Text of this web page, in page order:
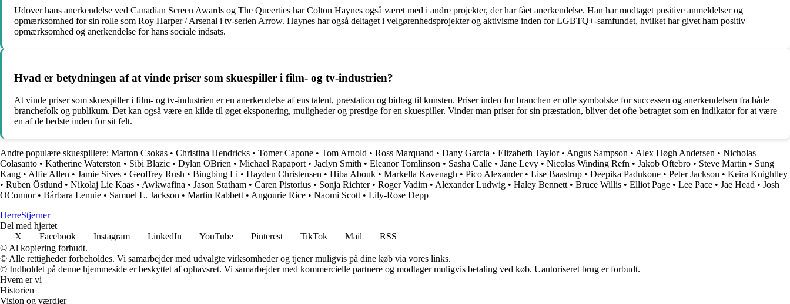
Udover hans anerkendelse ved Canadian Screen Awards og The Queerties har Colton Haynes også været med i andre projekter, der har fået anerkendelse. Han har modtaget positive anmeldelser og
opmærksomhed for sin rolle som Roy Harper / Arsenal i tv-serien Arrow. Haynes har også deltaget i velgørenhedsprojekter og aktivisme inden for LGBTQ+-samfundet, hvilket har givet ham positiv
opmærksomhed og anerkendelse for hans sociale indsats.
Hvad er betydningen af at vinde priser som skuespiller i film- og tv-industrien?
At vinde priser som skuespiller i film- og tv-industrien er en anerkendelse af ens talent, præstation og bidrag til kunsten. Priser inden for branchen er ofte symbolske for successen og anerkendelsen fra både
branchefolk og publikum. Det kan også være en kilde til øget eksponering, muligheder og prestige for en skuespiller. Vinder man priser for sin præstation, bliver det ofte betragtet som en indikator for at være
en af de bedste inden for sit felt.
Andre populære skuespillere: Marton Csokas • Christina Hendricks • Tomer Capone • Tom Arnold • Ross Marquand • Dany Garcia • Elizabeth Taylor• Angus Sampson • Alex Høgh Andersen • Nicholas
Colasanto • Katherine Waterston • Sibi Blazic • Dylan OBrien • Michael Rapaport• Jaclyn Smith • Eleanor Tomlinson • Sasha Calle • Jane Levy • Nicolas Winding Refn • Jakob Oftebro • Steve Martin • Sung
Kang • Alfie Allen • Jamie Sives • Geoffrey Rush • Bingbing Li • Hayden Christensen • Hiba Abouk • Markella Kavenagh • Pico Alexander• Lise Baastrup • Deepika Padukone • Peter Jackson • Keira Knightley
• Ruben Östlund • Nikolaj Lie Kaas • Awkwafina • Jason Statham • Caren Pistorius • Sonja Richter• Roger Vadim • Alexander Ludwig • Haley Bennett• Bruce Willis • Elliot Page • Lee Pace • Jae Head • Josh
OConnor• Bárbara Lennie • Samuel L. Jackson • Martin Rabbett• Angourie Rice • Naomi Scott• Lily-Rose Depp
HerreStjerner
Del med hjertet
X
Facebook Instagram LinkedIn YouTube Pinterest TikTok Mail
RSS
© Al kopiering forbudt.
© Alle rettigheder forbeholdes. Vi samarbejder med udvalgte virksomheder og tjener muligvis på dine køb via vores links.
© Indholdet på denne hjemmeside er beskyttet af ophavsret. Vi samarbejder med kommercielle partnere og modtager muligvis betaling ved køb. Uautoriseret brug er forbudt.
Hvem er vi
Historien
Vision og værdier